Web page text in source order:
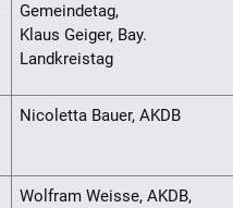
Gemeindetag,
Klaus Geiger, Bay.
Landkreistag
Nicoletta Bauer, AKDB
Wolfram Weisse, AKDB,